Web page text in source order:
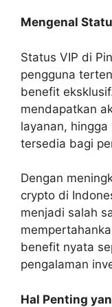
Mengenal
Status VIP di
pengguna
benefit
mendapatkan
layanan,
tersedia bagi
Dengan
crypto di
menjadi salah
benefit nyata
pengalaman
Hal Penting